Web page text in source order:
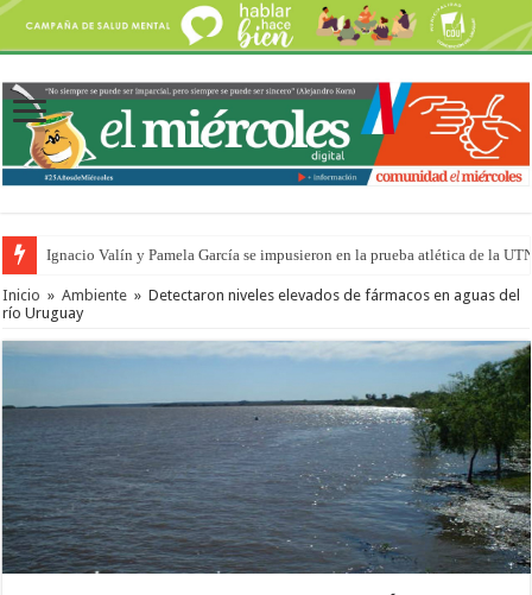
Ignacio Valín y Pamela García se impusieron en la prueba atlética de la
Traigo el litoral en mi canción: 100 años de Aníbal Sampayo
Inicio » Ambiente » Detectaron niveles elevados de fármacos en aguas del
río Uruguay